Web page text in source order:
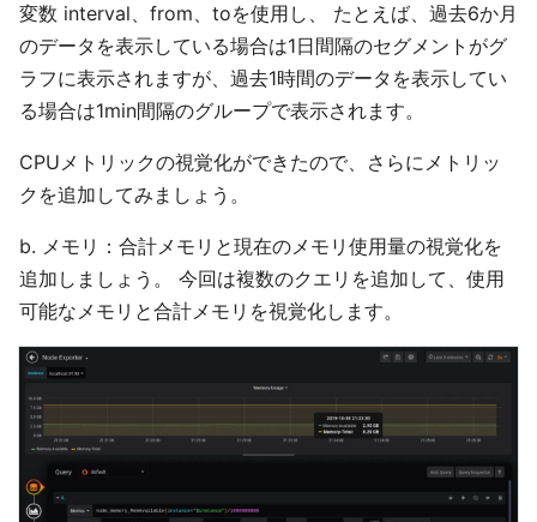
変数 interval、from、toを使用し、 たとえば、過去6か月
のデータを表示している場合は1日間隔のセグメントがグ
ラフに表示されますが、過去1時間のデータを表示してい
る場合は1min間隔のグループで表示されます。
CPUメトリックの視覚化ができたので、さらにメトリッ
クを追加してみましょう。
b. メモリ：合計メモリと現在のメモリ使用量の視覚化を
追加しましょう。 今回は複数のクエリを追加して、使用
可能なメモリと合計メモリを視覚化します。